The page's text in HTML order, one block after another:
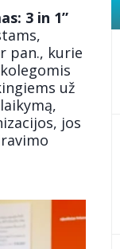
3 in 1”
pan., kurie
už
jos